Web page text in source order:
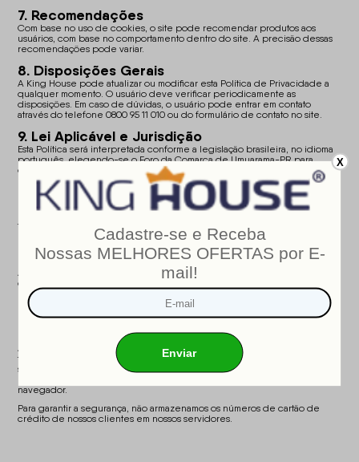
7. Recomendações
Com base no uso de cookies, o site pode recomendar produtos aos
usuários, com base no comportamento dentro do site. A precisão dessas
recomendações pode variar.
8. Disposições Gerais
A King House pode atualizar ou modificar esta Política de Privacidade a
qualquer momento. O usuário deve verificar periodicamente as
disposições. Em caso de dúvidas, o usuário pode entrar em contato
através do telefone 0800 95 11 010 ou do formulário de contato no site.
9. Lei Aplicável e Jurisdição
Esta Política será interpretada conforme a legislação brasileira, no idioma
português, elegendo-se o Foro da Comarca de Umuarama-PR para
dirimir qualquer litígio.
10. Cadastro
Para utilizar o site, o cliente deverá fornecer as seguintes informações no
telefone, data de nascimento, e-mail, além de escolher uma senha.
Segurança
O que o King House faz com meus dados?
A King House tem uma política de privacidade rigorosa, garantindo que
os dados fornecidos no cadastro sejam usados exclusivamente pela
empresa. Não alugamos ou vendemos dados cadastrais, e a segurança é
nossa prioridade.
A King House utiliza os mais modernos métodos de segurança, incluindo a
tecnologia SSL, garantindo que todas as informações transmitidas entre o
servidor e o cliente sejam criptografadas. Durante o login, o site estará
navegador.
Para garantir a segurança, não armazenamos os números de cartão de
crédito de nossos clientes em nossos servidores.
X